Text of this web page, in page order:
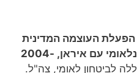
הפעלת העוצמה המדינית
במשבר הגרעין הבינלאומי עם איראן, 2004-
לביטחון לאומי, צה"ל.